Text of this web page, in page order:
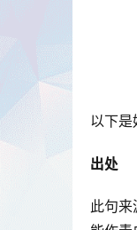
以下是
出处
此句